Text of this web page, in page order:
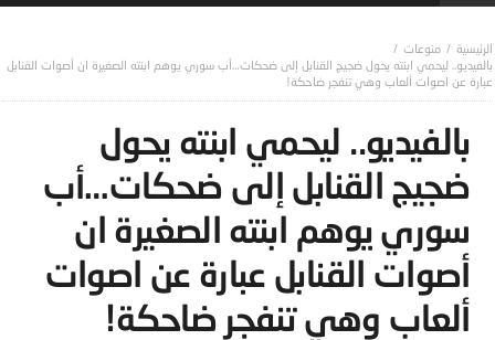
منوعات
بالفيديو.. ليحمي ابنته يحول ضجيج القنابل إلى ضحكات…أب سوري يوهم ابنته الصغيرة ان أصوات القنابل
عبارة عن اصوات ألعاب وهي تنفجر ضاحكة!
بالفيديو.. ليحمي ابنته يحول
ضجيج القنابل إلى ضحكات…أب
سوري يوهم ابنته الصغيرة ان
أصوات القنابل عبارة عن اصوات
ألعاب وهي تنفجر ضاحكة!